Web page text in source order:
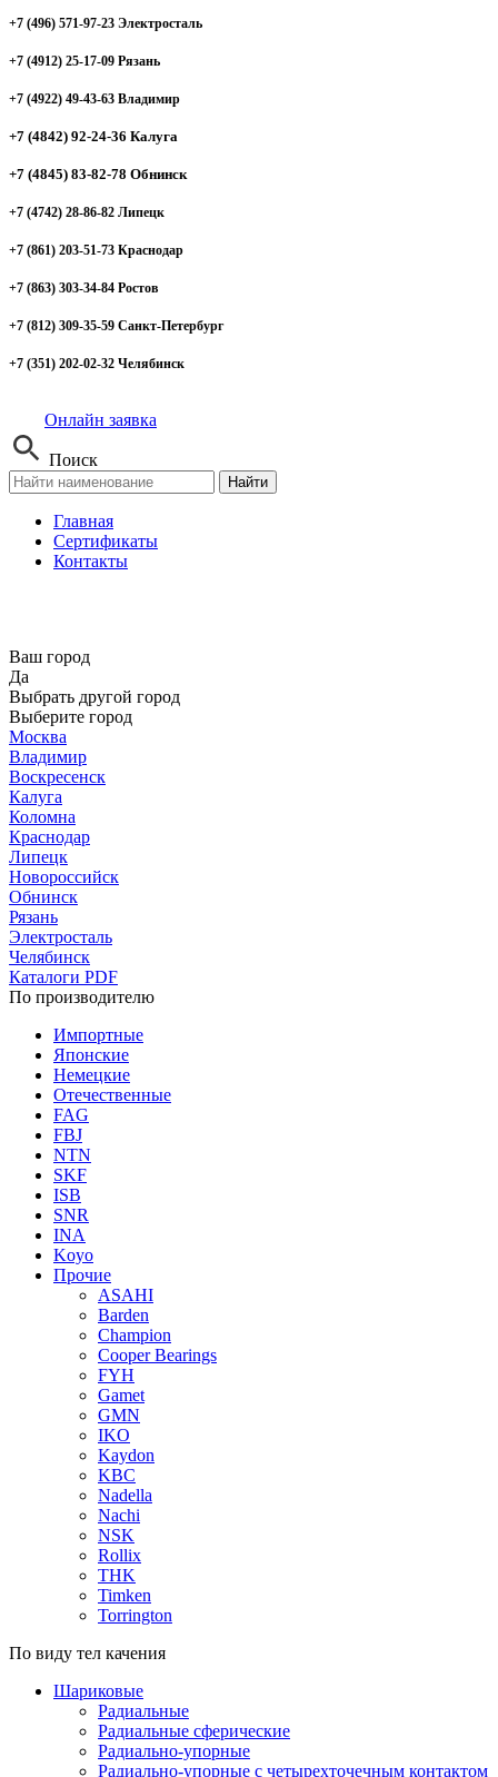
+7 (496) 571-97-23 Электросталь
+7 (4912) 25-17-09 Рязань
+7 (4922) 49-43-63 Владимир
+7 (4842) 92-24-36 Калуга
+7 (4845) 83-82-78 Обнинск
+7 (4742) 28-86-82 Липецк
+7 (861) 203-51-73 Краснодар
+7 (863) 303-34-84 Ростов
+7 (812) 309-35-59 Санкт-Петербург
+7 (351) 202-02-32 Челябинск
Онлайн заявка
Поиск
Найти
Главная
Сертификаты
Контакты
Ваш город
Да
Выбрать другой город
Выберите город
Москва
Владимир
Воскресенск
Калуга
Коломна
Краснодар
Липецк
Новороссийск
Обнинск
Рязань
Электросталь
Челябинск
Каталоги PDF
По производителю
Импортные
Японские
Немецкие
Отечественные
FAG
FBJ
NTN
SKF
ISB
SNR
INA
Koyo
Прочие
ASAHI
Barden
Champion
Cooper Bearings
FYH
Gamet
GMN
IKO
Kaydon
KBC
Nadella
Nachi
NSK
Rollix
THK
Timken
Torrington
По виду тел качения
Шариковые
Радиальные
Радиальные сферические
Радиально-упорные
Радиально-упорные с четырехточечным контактом